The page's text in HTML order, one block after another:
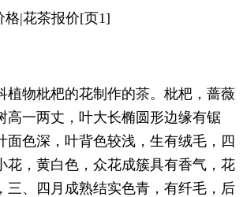
|花茶报价[页1]
植物枇杷的花制作的茶。枇杷，蔷薇
高一两丈，叶大长椭圆形边缘有锯
面色深，叶背色较浅，生有绒毛，四
花，黄白色，众花成簇具有香气，花
三、四月成熟结实色青，有纤毛，后